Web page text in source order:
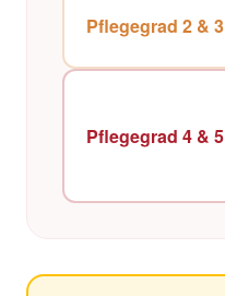
Pflegegrad 2 & 3
Pflegegrad 4 & 5